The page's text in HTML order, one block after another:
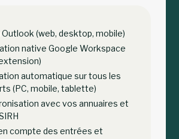
Outlook (web, desktop, mobile)
native Google Workspace
automatique sur tous les
(PC, mobile, tablette)
avec vos annuaires et
compte des entrées et